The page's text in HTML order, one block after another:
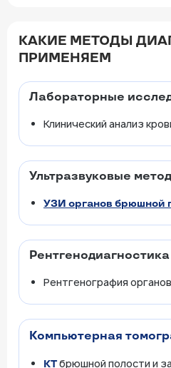
КАКИЕ МЕТОДЫ
ПРИМЕНЯЕМ
Лабораторные
Клинический анализ
Ультразвуковые
УЗИ органов брюшной
Рентгенодиагностика
Рентгенография
Компьютерная
КТбрюшной полости и